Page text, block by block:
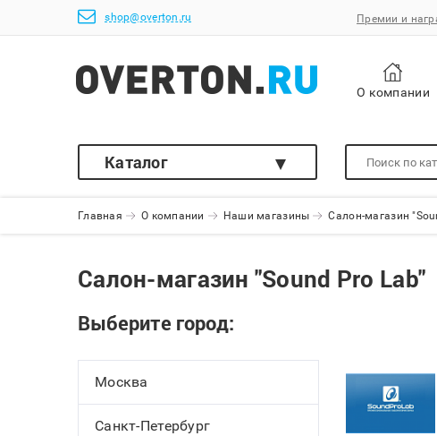
shop@overton.ru Премии и
О компании
Каталог
Главная О компании Наши магазины Салон-магазин
Салон-магазин "Sound Pro Lab"
Выберите город:
Москва
Санкт-Петербург